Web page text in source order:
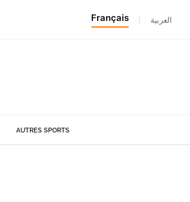
Français العربية
AUTRES SPORTS